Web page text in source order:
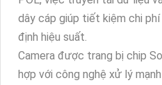
dây cáp giúp tiết kiệm chi phí
định hiệu suất.
Camera được trang bị chip
hợp với công nghệ xử lý